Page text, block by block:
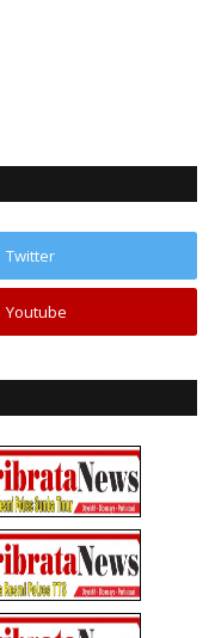
Twitter
Youtube